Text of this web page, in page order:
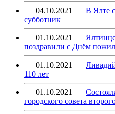
04.10.2021
В Ялте
субботник
01.10.2021
поздравили с Днём
01.10.2021
110 лет
01.10.2021
городского совета